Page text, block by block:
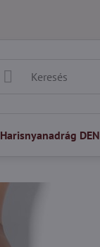
Harisnyanadrág DEN